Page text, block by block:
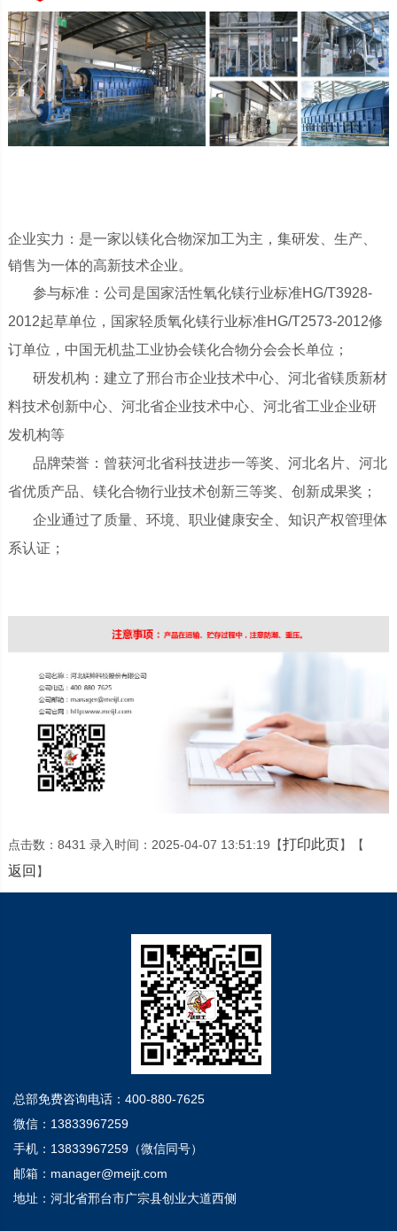
企业实力：是一家以镁化合物深加工为主，集研发、生产、
销售为一体的高新技术企业。
参与标准：公司是国家活性氧化镁行业标准HG/T3928-
2012起草单位，国家轻质氧化镁行业标准HG/T2573-2012修
订单位，中国无机盐工业协会镁化合物分会会长单位；
研发机构：建立了邢台市企业技术中心、河北省镁质新材
料技术创新中心、河北省企业技术中心、河北省工业企业研
发机构等
品牌荣誉：曾获河北省科技进步一等奖、河北名片、河北
省优质产品、镁化合物行业技术创新三等奖、创新成果奖；
企业通过了质量、环境、职业健康安全、知识产权管理体
系认证；
点击数：8431 录入时间：2025-04-07 13:51:19【打印此页】【
返回 】
总部免费咨询电话：400-880-7625
微信：13833967259
手机：13833967259（微信同号）
邮箱：manager@meijt.com
地址：河北省邢台市广宗县创业大道西侧